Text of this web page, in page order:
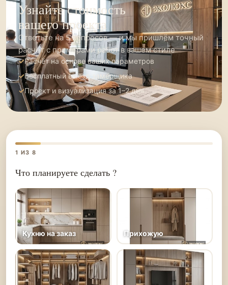
Узнайте стоимость
вашего проекта
Ответьте на 5 вопросов — и мы пришлём точный
расчёт с примерами работ в вашем стиле
Расчёт на основе ваших параметров
Бесплатный выезд замерщика
Проект и визуализация за 1–2 дня
1 ИЗ 8
Что планируете сделать ?
Кухню на заказ Прихожую